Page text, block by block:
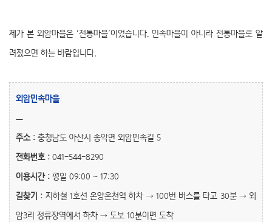
제가 본 외암마을은 ‘전통마을’이었습니다. 민속마을이 아니라 전통마을로 알
려졌으면 하는 바람입니다.
외암민속마을
ㅡ
주소 : 충청남도 아산시 송악면 외암민속길 5
전화번호 : 041-544-8290
이용시간 : 평일 09:00 ~ 17:30
길찾기 : 지하철 1호선 온양온천역 하차 → 100번 버스를 타고 30분 → 외
암3리 정류장역에서 하차 → 도보 10분이면 도착